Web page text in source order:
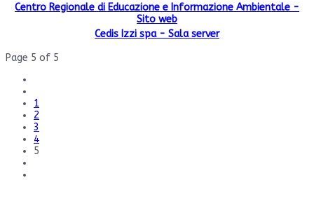
Centro Regionale di Educazione e Informazione Ambientale -
Sito web
Cedis Izzi spa - Sala server
Page 5 of 5
1
2
3
4
5